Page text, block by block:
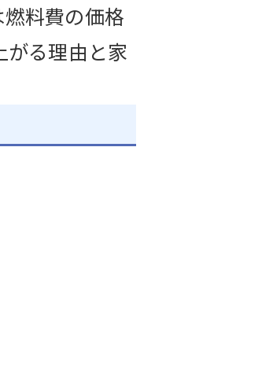
料費の価格
がる理由と家